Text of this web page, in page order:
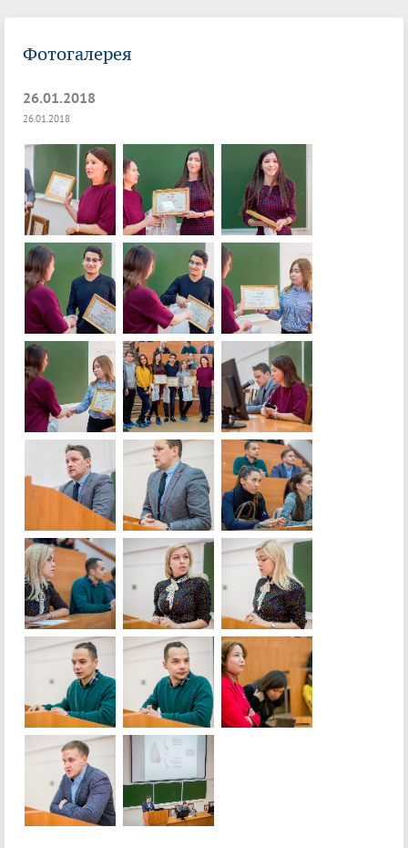
Фотогалерея
26.01.2018
26.01.2018